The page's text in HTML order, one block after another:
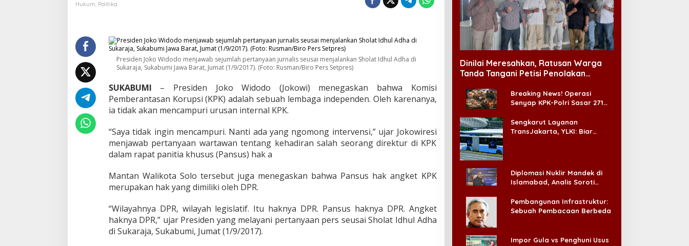
e
t
K
P
,
J
o
k
w
i
:
S
y
a
a
k
M
a
Hukum Politika
Presiden Joko Widodo menjawab sejumlah pertanyaan jurnalis seusai menjalankan Sholat Idhul Adha di
Sukaraja, Sukabumi Jawa Barat, Jumat (1/9/2017). (Foto: Rusman/Biro Pers Setpres)
SUKABUMI – Presiden Joko Widodo (Jokowi) menegaskan bahwa Komisi
Pemberantasan Korupsi (KPK) adalah sebuah lembaga independen. Oleh karenanya,
ia tidak akan mencampuri urusan internal KPK.
“Saya tidak ingin mencampuri. Nanti ada yang ngomong intervensi,” ujar Jokowiresi
menjawab pertanyaan wartawan tentang kehadiran salah seorang direktur di KPK
dalam rapat panitia khusus (Pansus) hak a
Mantan Walikota Solo tersebut juga menegaskan bahwa Pansus hak angket KPK
merupakan hak yang dimiliki oleh DPR.
“Wilayahnya DPR, wilayah legislatif. Itu haknya DPR. Pansus haknya DPR. Angket
haknya DPR,” ujar Presiden yang melayani pertanyaan pers seusai Sholat Idhul Adha
di Sukaraja, Sukabumi, Jumat (1/9/2017).
Dinilai Meresahkan, Ratusan Warga
Tanda Tangani Petisi Penolakan
Breaking News! Operasi
Senyap KPK-Polri Sasar 271
Ada ‘Badai Pemeriksaan’
Sengkarut Layanan
TransJakarta, YLKI: Biar
Diplomasi Nuklir Mandek di
Islamabad, Analis Soroti
Pembangunan Infrastruktur:
Sebuah Pembacaan Berbeda
Impor Gula vs Penghuni Usus